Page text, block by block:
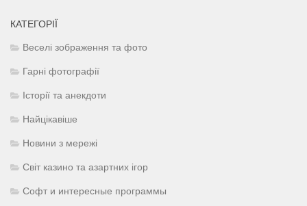
КАТЕГОРІЇ
Веселі зображення та фото
Гарні фотографії
Історії та анекдоти
Найцікавіше
Новини з мережі
Світ казино та азартних ігор
Софт и интересные программы